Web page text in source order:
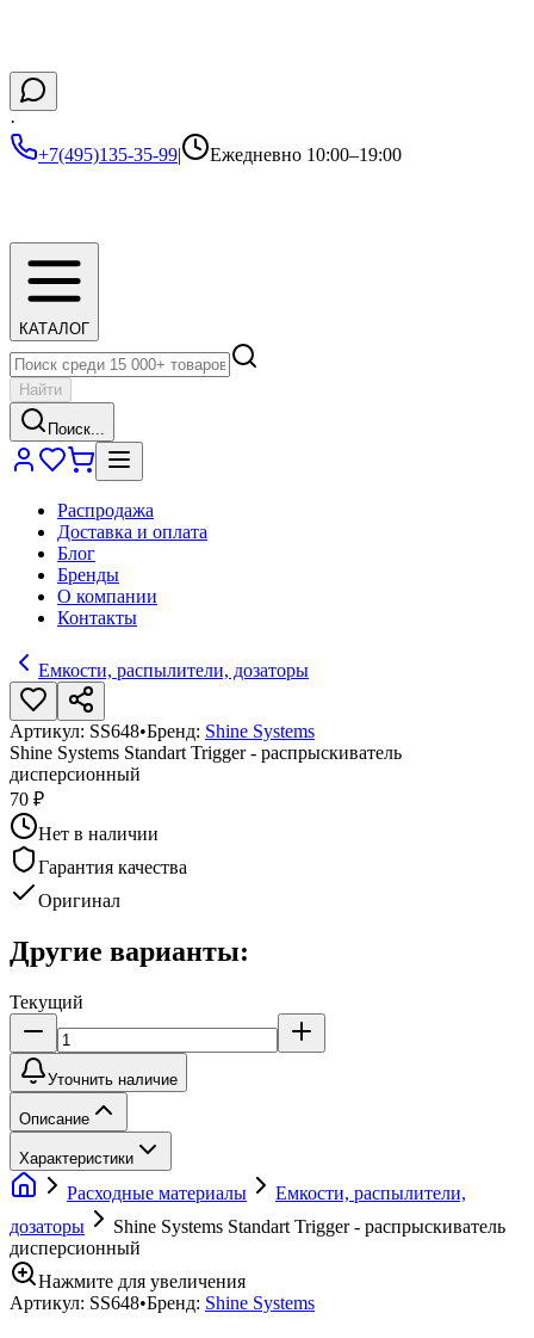
·
+7(495)135-35-99| Ежедневно 10:00–19:00
КАТАЛОГ
Найти
Поиск...
Распродажа
Доставка и оплата
Блог
Бренды
О компании
Контакты
Емкости, распылители, дозаторы
Артикул: SS648•Бренд: Shine Systems
Shine Systems Standart Trigger - распрыскиватель
дисперсионный
70 ₽
Нет в наличии
Гарантия качества
Оригинал
Другие варианты:
Текущий
Уточнить наличие
Описание
Характеристики
Расходные материалы
Емкости, распылители,
дозаторы
Shine Systems Standart Trigger - распрыскиватель
дисперсионный
Нажмите для увеличения
Артикул: SS648•Бренд: Shine Systems